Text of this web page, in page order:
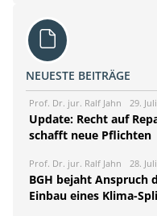
NEUESTE BEITRÄGE
Prof. Dr. jur. Ralf Jahn 29.
Update: Recht auf
schafft neue Pflichten
Prof. Dr. jur. Ralf Jahn 28.
BGH bejaht Anspruch
Einbau eines Klima-